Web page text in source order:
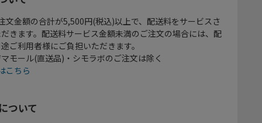
文金額の合計が5,500円(税込)以上で、配送料をサービスさ
きます。配送料サービス金額未満のご注文の場合には、配
ご利用者様にご負担いただきます。
モール(直送品)・シモラボのご注文は除く
こちら
ついて